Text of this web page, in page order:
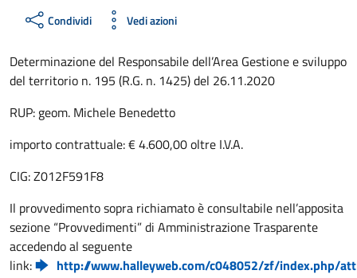
Condividi Vedi azioni
Determinazione del Responsabile dell’Area Gestione e sviluppo
del territorio n. 195 (R.G. n. 1425) del 26.11.2020
RUP: geom. Michele Benedetto
importo contrattuale: € 4.600,00 oltre I.V.A.
CIG: Z012F591F8
Il provvedimento sopra richiamato è consultabile nell’apposita
sezione “Provvedimenti” di Amministrazione Trasparente
accedendo al seguente
link:
http://www.halleyweb.com/c048052/zf/index.php/